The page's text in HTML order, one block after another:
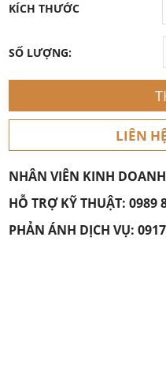
KÍCH THƯỚC
SỐ LƯỢNG:
LIÊN
NHÂN VIÊN KINH
HỖ TRỢ KỸ THUẬT: 0989
PHẢN ÁNH DỊCH VỤ: